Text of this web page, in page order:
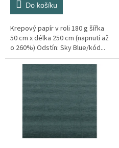
Do košíku
Krepový papír v roli 180 g šířka
50 cm x délka 250 cm (napnutí až
o 260%) Odstín: Sky Blue/kód...